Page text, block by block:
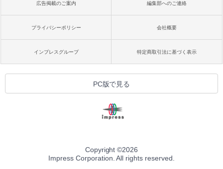
広告掲載のご案内 編集部へのご連絡
プライバシーポリシー 会社概要
インプレスグループ 特定商取引法に基づく表示
PC版で見る
Copyright ©2026
Impress Corporation. All rights reserved.